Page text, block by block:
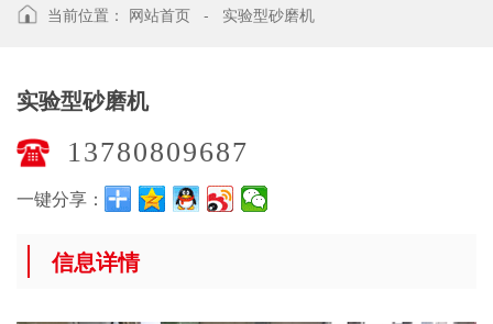
当前位置： 网站首页 - 实验型砂磨机
实验型砂磨机
13780809687
一键分享：
信息详情